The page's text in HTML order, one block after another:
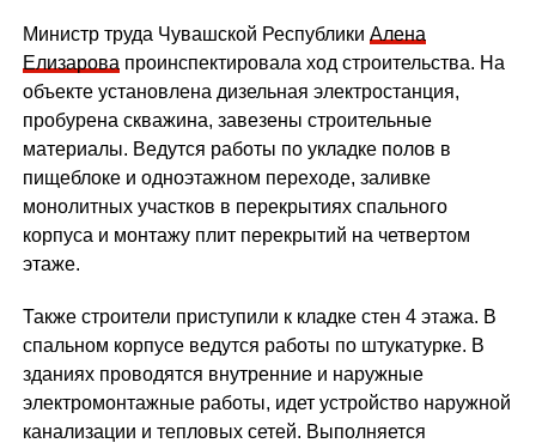
Министр труда Чувашской Республики Алена
Елизарова проинспектировала ход строительства. На
объекте установлена дизельная электростанция,
пробурена скважина, завезены строительные
материалы. Ведутся работы по укладке полов в
пищеблоке и одноэтажном переходе, заливке
монолитных участков в перекрытиях спального
корпуса и монтажу плит перекрытий на четвертом
этаже.
Также строители приступили к кладке стен 4 этажа. В
спальном корпусе ведутся работы по штукатурке. В
зданиях проводятся внутренние и наружные
электромонтажные работы, идет устройство наружной
канализации и тепловых сетей. Выполняется